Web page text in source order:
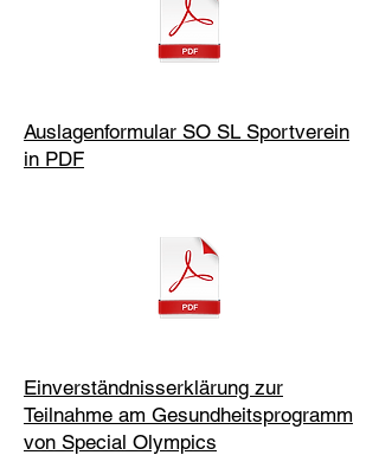
Auslagenformular SO SL Sportverein
in PDF
Einverständnisserklärung zur
Teilnahme am Gesundheitsprogramm
von Special Olympics